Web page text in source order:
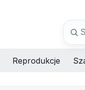
Reprodukcje